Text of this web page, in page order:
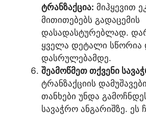
ტრანზაქცია: მიჰყევით
მითითებებს გადაცემის
დასადასტურებლად.
ყველა დეტალი სწორია
დასრულებამდე.
შეამოწმეთ თქვენი
ტრანზაქციის
თანხები უნდა
სავაჭრო ანგარიშზე. ეს